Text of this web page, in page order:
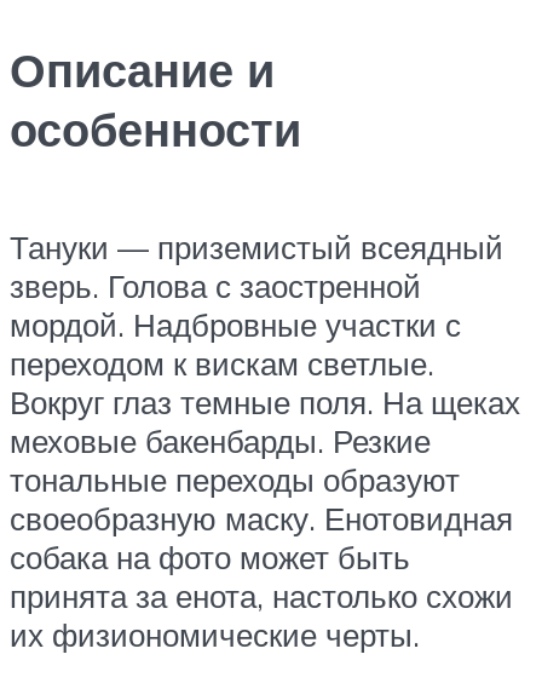
Описание и
особенности
Тануки — приземистый всеядный
зверь. Голова с заостренной
мордой. Надбровные участки с
переходом к вискам светлые.
Вокруг глаз темные поля. На щеках
меховые бакенбарды. Резкие
тональные переходы образуют
своеобразную маску. Енотовидная
собака на фото может быть
принята за енота, настолько схожи
их физиономические черты.